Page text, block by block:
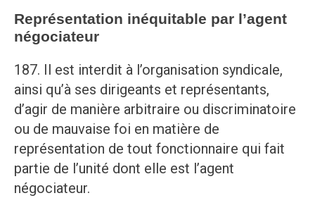
Représentation inéquitable par l’agent
négociateur
187. Il est interdit à l’organisation syndicale,
ainsi qu’à ses dirigeants et représentants,
d’agir de manière arbitraire ou discriminatoire
ou de mauvaise foi en matière de
représentation de tout fonctionnaire qui fait
partie de l’unité dont elle est l’agent
négociateur.